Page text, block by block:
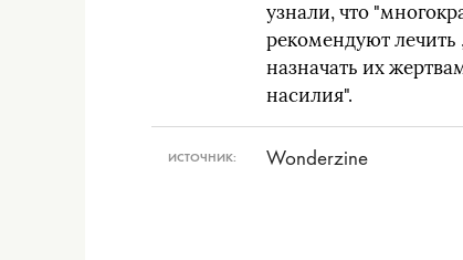
узнали, что
рекомендуют лечить
назначать их
насилия".
ИСТОЧНИК: Wonderzine